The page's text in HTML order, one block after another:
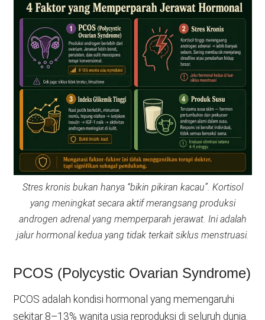
Stres kronis bukan hanya “bikin pikiran kacau”. Kortisol
yang meningkat secara aktif merangsang produksi
androgen adrenal yang memperparah jerawat. Ini adalah
jalur hormonal kedua yang tidak terkait siklus menstruasi.
PCOS (Polycystic Ovarian Syndrome)
PCOS adalah kondisi hormonal yang memengaruhi
sekitar 8–13% wanita usia reproduksi di seluruh dunia.